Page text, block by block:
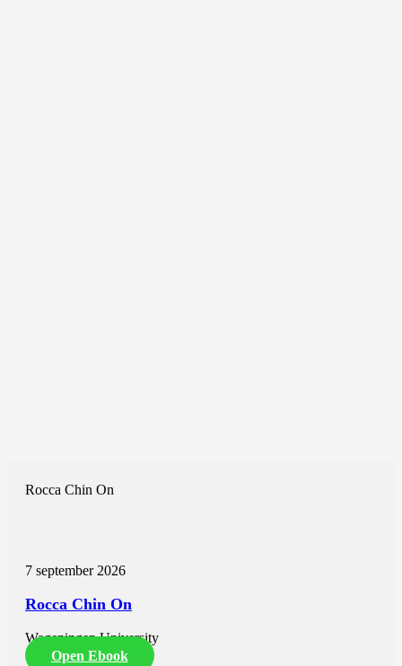
Rocca Chin On
7 september 2026
Rocca Chin On
Wageningen University
Open Ebook